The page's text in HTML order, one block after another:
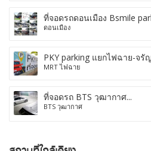
ที่จอดรถดอนเมือง Bsmile
ดอนเมือง
PKY parking แยกไฟฉาย-จรั
MRT ไฟฉาย
ที่จอดรถ BTS วุฒากาศ...
BTS วุฒากาศ